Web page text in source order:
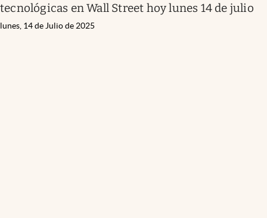
tecnológicas en Wall Street hoy lunes 14 de julio
lunes, 14 de Julio de 2025